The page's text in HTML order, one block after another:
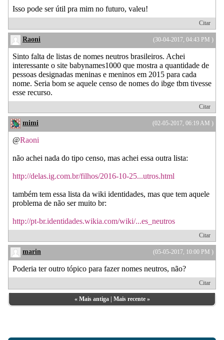
Isso pode ser útil pra mim no futuro, valeu!
Citar
(30-04-2017, 04:43 PM )
Raoni
Sinto falta de listas de nomes neutros brasileiros. Achei
interessante o site babynames1000 que mostra a quantidade de
pessoas designadas meninas e meninos em 2015 para cada
nome. Seria bom se aquele censo de nomes do ibge tbm tivesse
esse recurso.
Citar
(02-05-2017, 06:19 AM )
mimi
@Raoni
não achei nada do tipo censo, mas achei essa outra lista:
http://delas.ig.com.br/filhos/2016-10-25...utros.html
também tem essa lista da wiki identidades, mas que tem aquele
problema de não ser muito br:
http://pt-br.identidades.wikia.com/wiki/...es_neutros
Citar
(05-05-2017, 10:00 PM )
marin
Poderia ter outro tópico para fazer nomes neutros, não?
Citar
« Mais antiga| Mais recente»